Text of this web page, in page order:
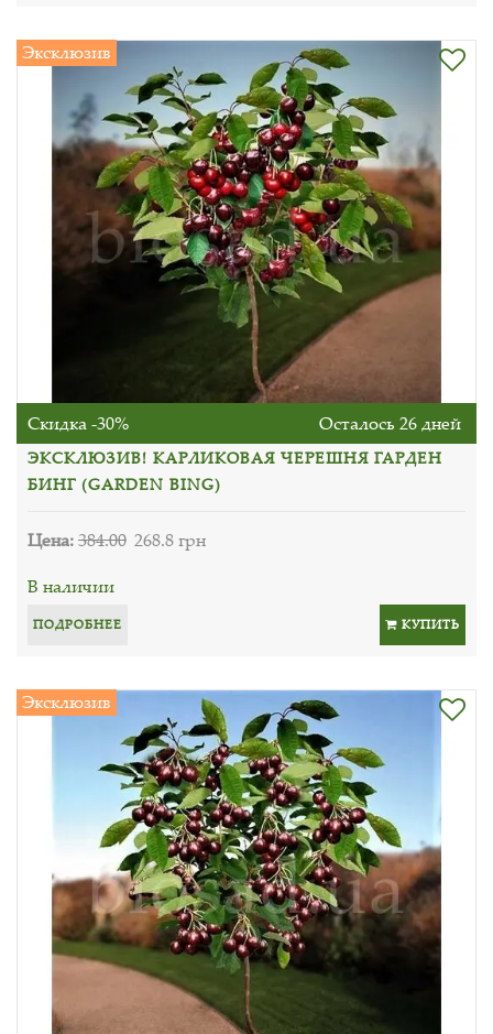
Эксклюзив
Скидка -30% Осталось 26 дней
ЭКСКЛЮЗИВ! КАРЛИКОВАЯ ЧЕРЕШНЯ ГАРДЕН
БИНГ (GARDEN BING)
Цена:384.00 268.8 грн
В наличии
ПОДРОБНЕЕ КУПИТЬ
Эксклюзив